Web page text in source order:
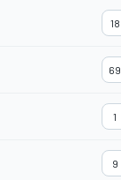
18
69
1
9